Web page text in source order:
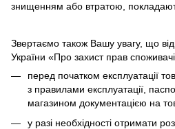
знищенням або втратою,
Звертаємо також Вашу увагу, що
України «Про захист прав
перед початком експлуатації
з правилами експлуатації,
магазином документацією на
у разі необхідності отримати